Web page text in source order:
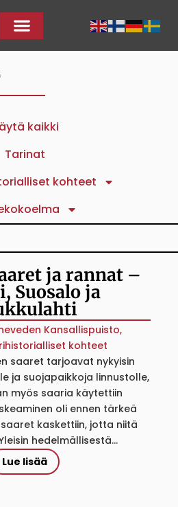
kaikki
Tarinat
kohteet
ja rannat –
Suosalo ja
Kansallispuisto,
kohteet
saaret tarjoavat nykyisin
ja suojapaikkoja linnustolle,
myös saaria käytettiin
oli ennen tärkeä
kaskettiin, jotta niitä
hedelmällisestä...
Lue lisää